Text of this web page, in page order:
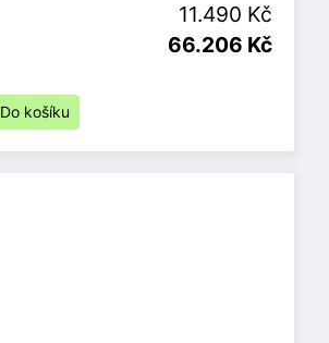
11.490 Kč
66.206 Kč
Do košíku